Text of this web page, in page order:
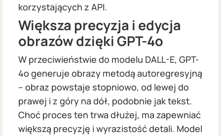
korzystających z API.
Większa precyzja i edycja
obrazów dzięki GPT-4o
W przeciwieństwie do modelu DALL-E, GPT-
4o generuje obrazy metodą autoregresyjną
– obraz powstaje stopniowo, od lewej do
prawej i z góry na dół, podobnie jak tekst.
Choć proces ten trwa dłużej, ma zapewniać
większą precyzję i wyrazistość detali. Model